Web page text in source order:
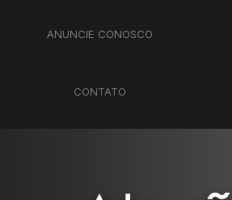
ANUNCIE CONOSCO
CONTATO